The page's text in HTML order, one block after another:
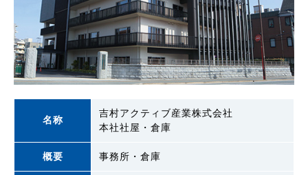
名称
吉村アクティブ産業株式会社
本社社屋・倉庫
概要 事務所・倉庫